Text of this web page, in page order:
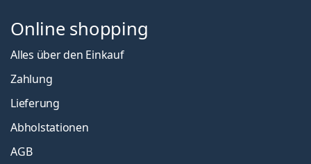
Online shopping
Alles über den Einkauf
Zahlung
Lieferung
Abholstationen
AGB